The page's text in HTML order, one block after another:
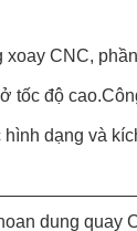
xoay CNC,
tốc độ
dạng và
dung quay